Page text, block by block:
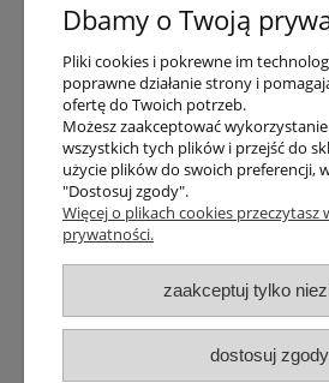
Numer konta
PayPo kupujesz, nie płacisz
Progi rabatowe
Promocje
Dostawa
Czas wysyłki
Dostawa
Śledzenie przesyłki GLS
Śledzenie przesyłki DPD
Shipping abroad
Zarejestruj się /
Dbamy o Twoją
Pliki cookies i pokrewne im
poprawne działanie strony i
ofertę do Twoich potrzeb.
Możesz zaakceptować
wszystkich tych plików i przejść do
użycie plików do swoich preferencji,
"Dostosuj zgody".
Więcej o plikach cookies przeczytasz
prywatności.
zaakceptuj tylko
dostosuj zgody